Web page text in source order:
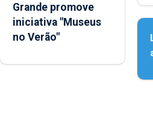
Grande promove
iniciativa "Museus
no Verão"